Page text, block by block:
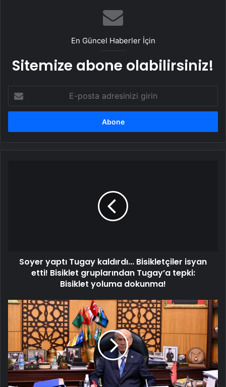
En Güncel Haberler İçin
Sitemize abone olabilirsiniz!
posta
adresinizi
tepki:
Bisiklet yoluma
Soyer yaptı Tugay kaldırdı... Bisikletçiler isyan
etti! Bisiklet gruplarından Tugay’a tepki:
Bisiklet yoluma dokunma!
MHP
Bahçeli'den
Sırrı
Süreyya
Önder